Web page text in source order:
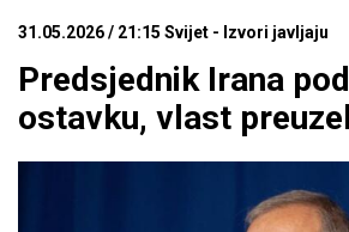
31.05.2026 / 21:15 Svijet - Izvori javljaju
Predsjednik Irana
ostavku, vlast